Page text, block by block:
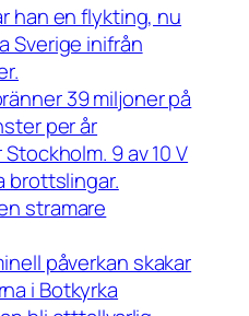
han en flykting, nu
Sverige inifrån
39 miljoner på
per år
9 av 10 V
brottslingar.
stramare
påverkan skakar
i Botkyrka